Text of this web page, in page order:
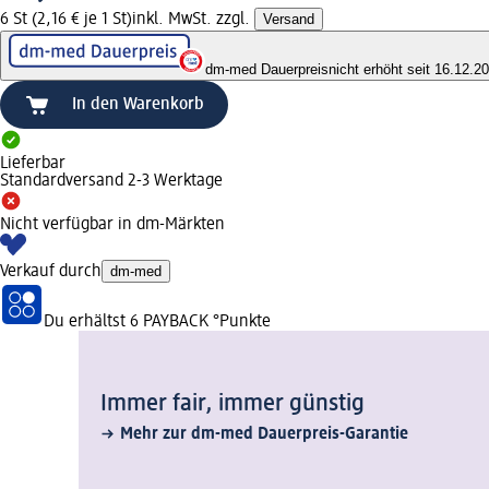
6 St (2,16 € je 1 St)inkl. MwSt. zzgl. Versand
dm-med Dauerpreisnicht erhöht seit
In den Warenkorb
Lieferbar
Standardversand 2-3 Werktage
Nicht verfügbar in dm-Märkten
Verkauf durch dm-med
Du erhältst 6 PAYBACK °Punkte
Immer fair,­ immer günstig
Mehr zur dm-med Dauerpreis-Garantie